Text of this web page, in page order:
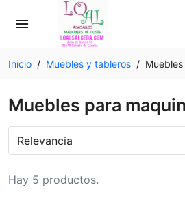
menu
Inicio Muebles y tableros
Muebles para
Hay 5 productos.
Relevancia